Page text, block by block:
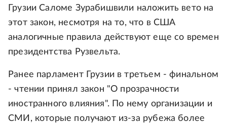
Грузии Саломе Зурабишвили наложить вето на
этот закон, несмотря на то, что в США
аналогичные правила действуют еще со времен
президентства Рузвельта.
Ранее парламент Грузии в третьем - финальном
- чтении принял закон "О прозрачности
иностранного влияния". По нему организации и
СМИ, которые получают из-за рубежа более